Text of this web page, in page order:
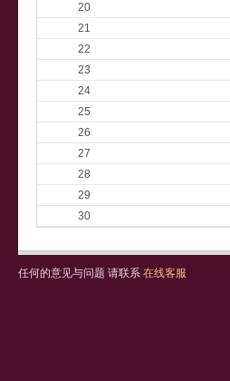
20
21
22
23
24
25
26
27
28
29
30
任何的意见与问题 请联系 在线客服